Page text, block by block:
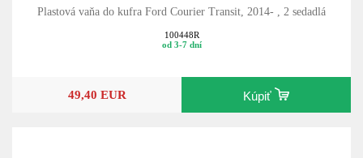
Plastová vaňa do kufra Ford Courier Transit, 2014- , 2 sedadlá
100448R
od 3-7 dní
49,40 EUR Kúpiť